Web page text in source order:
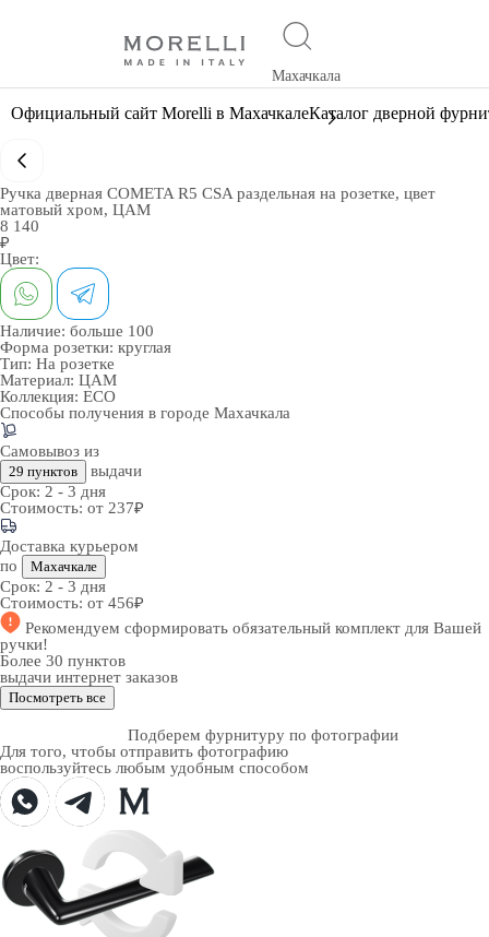
Махачкала
Официальный сайт Morelli в МахачкалеКаталог дверной
Ручка дверная COMETA R5 CSA раздельная на розетке, цвет
матовый хром, ЦАМ
8 140
₽
Цвет:
Наличие: больше 100
Форма розетки: круглая
Тип: На розетке
Материал: ЦАМ
Коллекция: ECO
Способы получения в городе Махачкала
Самовывоз из
29 пунктов
выдачи
Срок: 2 - 3 дня
Стоимость: от 237₽
Доставка курьером
по
Махачкале
Срок: 2 - 3 дня
Стоимость: от 456₽
Рекомендуем сформировать обязательный комплект для Вашей
ручки!
Более 30 пунктов
выдачи интернет заказов
Посмотреть все
Подберем фурнитуру по фотографии
Для того, чтобы отправить фотографию
воспользуйтесь любым удобным способом